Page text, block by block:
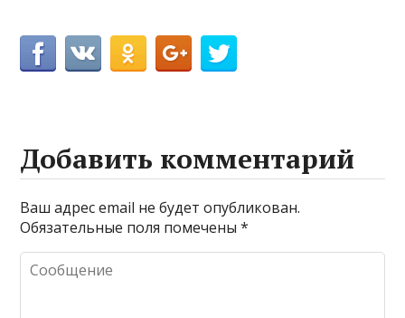
Добавить комментарий
Ваш адрес email не будет опубликован.
Обязательные поля помечены*